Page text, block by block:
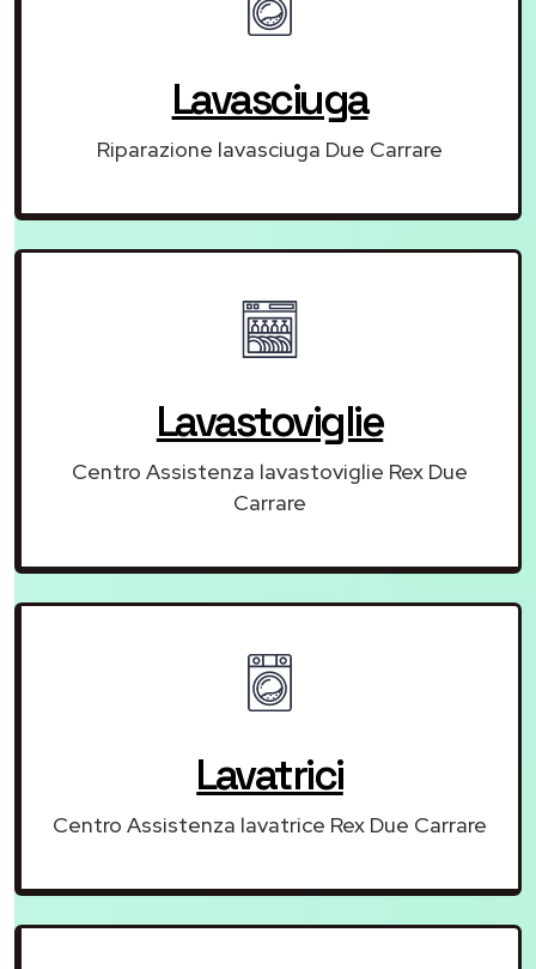
Lavasciuga
Riparazione lavasciuga Due Carrare
Lavastoviglie
Centro Assistenza lavastoviglie Rex Due
Carrare
Lavatrici
Centro Assistenza lavatrice Rex Due Carrare